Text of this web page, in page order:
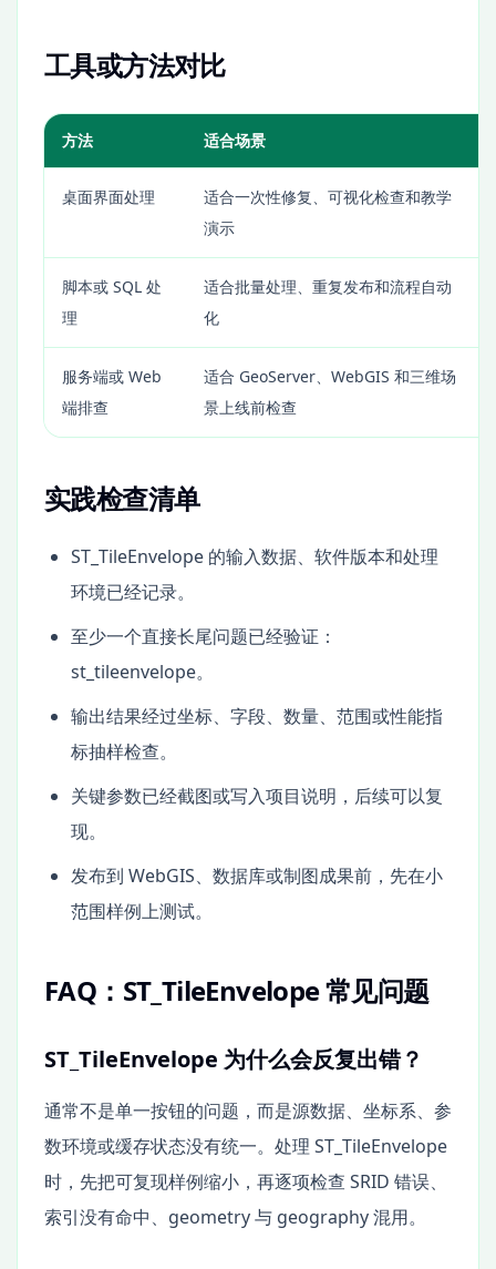
工具或方法对比
方法 适合场景
桌面界面处理
适合一次性修复、可视化检查和教学
演示
脚本或 SQL 处
理
适合批量处理、重复发布和流程自动
化
服务端或 Web
端排查
适合 GeoServer、WebGIS 和三维场
景上线前检查
实践检查清单
ST_TileEnvelope 的输入数据、软件版本和处理
环境已经记录。
至少一个直接长尾问题已经验证：
st_tileenvelope。
输出结果经过坐标、字段、数量、范围或性能指
标抽样检查。
关键参数已经截图或写入项目说明，后续可以复
现。
发布到 WebGIS、数据库或制图成果前，先在小
范围样例上测试。
FAQ：ST_TileEnvelope 常见问题
ST_TileEnvelope 为什么会反复出错？
通常不是单一按钮的问题，而是源数据、坐标系、参
数环境或缓存状态没有统一。处理 ST_TileEnvelope
时，先把可复现样例缩小，再逐项检查 SRID 错误、
索引没有命中、geometry 与 geography 混用。